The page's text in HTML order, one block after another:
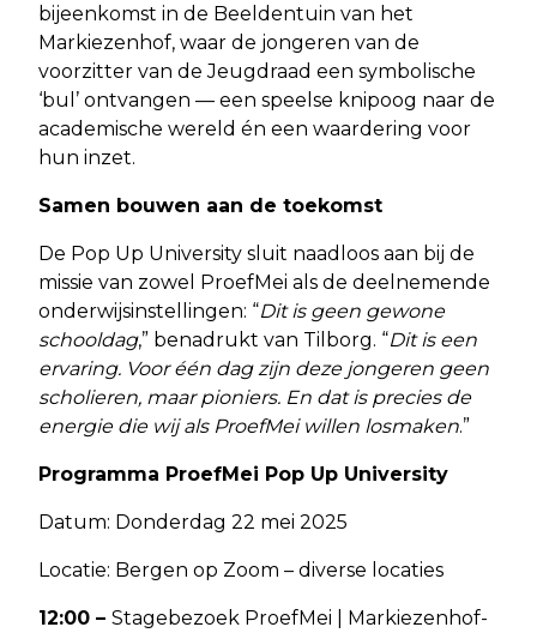
bijeenkomst in de Beeldentuin van het
Markiezenhof, waar de jongeren van de
voorzitter van de Jeugdraad een symbolische
‘bul’ ontvangen — een speelse knipoog naar de
academische wereld én een waardering voor
hun inzet.
Samen bouwen aan de toekomst
De Pop Up University sluit naadloos aan bij de
missie van zowel ProefMei als de deelnemende
onderwijsinstellingen: “Dit is geen gewone
schooldag,” benadrukt van Tilborg. “Dit is een
ervaring. Voor één dag zijn deze jongeren geen
scholieren, maar pioniers. En dat is precies de
energie die wij als ProefMei willen losmaken.”
Programma ProefMei Pop Up University
Datum: Donderdag 22 mei 2025
Locatie: Bergen op Zoom – diverse locaties
12:00 – Stagebezoek ProefMei | Markiezenhof-